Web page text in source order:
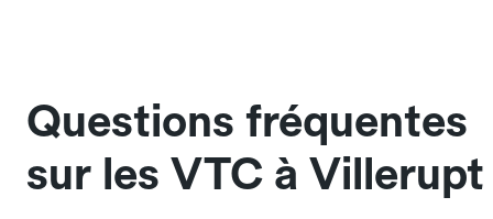
Questions fréquentes
sur les VTC à Villerupt